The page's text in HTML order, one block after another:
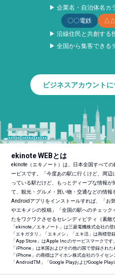
▶ 企業名・自治体名カ
〇〇電鉄
△△
▶ 沿線住民と共創する
▶ 全国から集客できる
ビジネスアカウント
ekinote WEBとは
ekinote（エキノート）は、日本全国すべて
ービスです。「今度あの駅に行くけど、周
っている駅だけど、もっとディープな情報
て、観光・グルメ・買い物・交通などの情
Androidアプリをインストールすれば、「お
やエキメシの投稿」「全国の駅へのチェッ
たをワクワクさせるセレンディピティ（素敵
「ekinote／エキノート」は三菱電機株式会社の登
「エキガタリ」「エキメシ」「エキ活」は商標登
「App Store」はApple Inc.のサービスマークです。
「iPhone」は米国およびその他の国で登録された
「iPhone」の商標はアイホン株式会社のライセン
「AndroidTM 」「Google PlayおよびGoogle Play